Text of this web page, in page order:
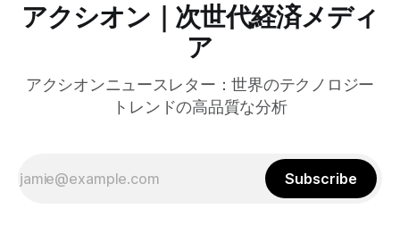
アクシオン｜次世代経済メディ
ア
アクシオンニュースレター：世界のテクノロジー
トレンドの高品質な分析
Subscribe